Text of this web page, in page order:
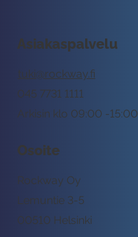
Asiakaspalvelu
tuki@rockway.fi
Arkisin klo 09:00 -15:00
045 7731 1111
Osoite
Rockway Oy
Lemuntie 3-5
00510 Helsinki